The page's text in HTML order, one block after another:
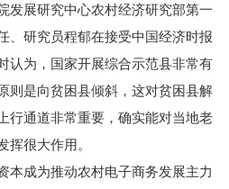
发展研究中心农村经济研究部第一
、研究员程郁在接受中国经济时报
认为，国家开展综合示范县非常有
则是向贫困县倾斜，这对贫困县解
行通道非常重要，确实能对当地老
挥很大作用。
本成为推动农村电子商务发展主力